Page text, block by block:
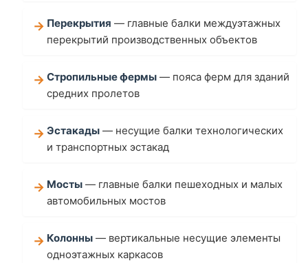
Перекрытия — главные балки междуэтажных
перекрытий производственных объектов
Стропильные фермы — пояса ферм для зданий
средних пролетов
Эстакады — несущие балки технологических
и транспортных эстакад
Мосты — главные балки пешеходных и малых
автомобильных мостов
Колонны — вертикальные несущие элементы
одноэтажных каркасов